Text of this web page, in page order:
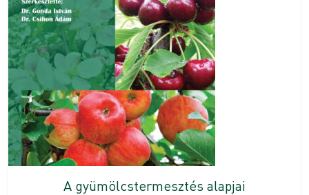
A gyümölcstermesztés alapjai